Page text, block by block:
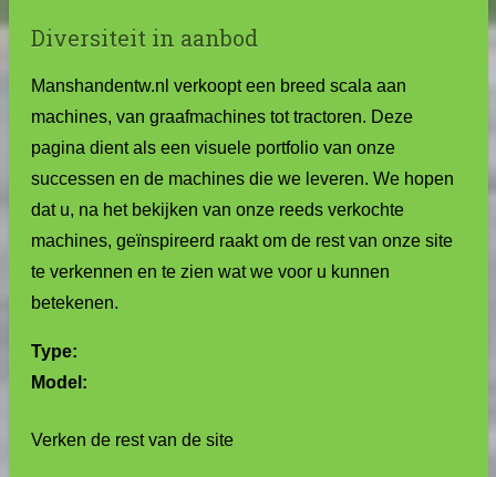
Diversiteit in aanbod
Manshandentw.nl verkoopt een breed scala aan
machines, van graafmachines tot tractoren. Deze
pagina dient als een visuele portfolio van onze
successen en de machines die we leveren. We hopen
dat u, na het bekijken van onze reeds verkochte
machines, geïnspireerd raakt om de rest van onze site
te verkennen en te zien wat we voor u kunnen
betekenen.
Type:
Model:
Verken de rest van de site